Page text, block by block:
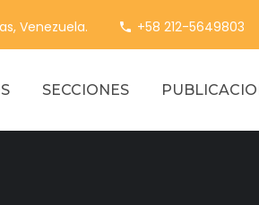
Venezuela. +58 212-5649803
SECCIONES